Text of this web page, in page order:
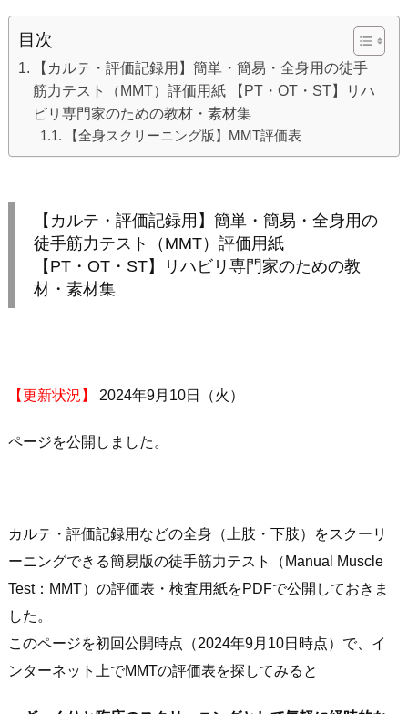
目次
【カルテ・評価記録用】簡単・簡易・全身用の徒手
筋力テスト（MMT）評価用紙 【PT・OT・ST】リハ
ビリ専門家のための教材・素材集
【全身スクリーニング版】MMT評価表
【カルテ・評価記録用】簡単・簡易・全身用の
徒手筋力テスト（MMT）評価用紙
【PT・OT・ST】リハビリ専門家のための教
材・素材集
【更新状況】 2024年9月10日（火）
ページを公開しました。
カルテ・評価記録用などの全身（上肢・下肢）をスクーリ
ーニングできる簡易版の徒手筋力テスト（Manual Muscle
Test：MMT）の評価表・検査用紙をPDFで公開しておきま
した。
このページを初回公開時点（2024年9月10日時点）で、イ
ンターネット上でMMTの評価表を探してみると